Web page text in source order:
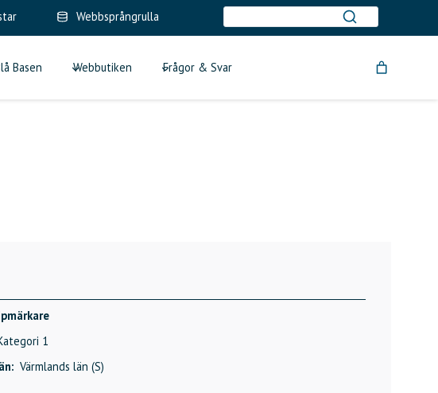
Webbsprångrulla
Basen Webbutiken Frågor & Svar
1
Värmlands län (S)